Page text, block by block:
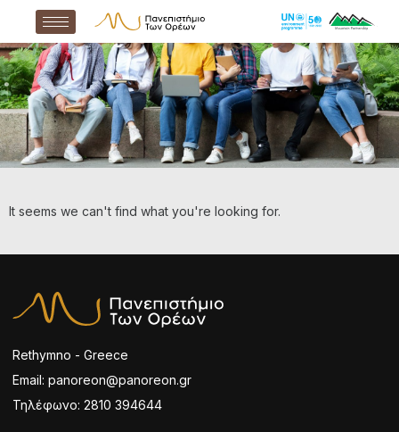
It seems we can't find what you're looking for.
Rethymno - Greece
Email: panoreon@panoreon.gr
Τηλέφωνο: 2810 394644